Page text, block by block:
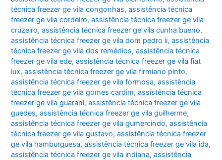
técnica freezer ge vila congonhas,assistência técnica
freezer ge vila cordeiro,assistência técnica freezer ge vila
cruzeiro,assistência técnica freezer ge vila cunha bueno,
assistência técnica freezer ge vila dom pedro ii,assistência
técnica freezer ge vila dos remédios,assistência técnica
freezer ge vila ede,assistência técnica freezer ge vila fiat
lux,assistência técnica freezer ge vila firmiano pinto,
assistência técnica freezer ge vila formosa,assistência
técnica freezer ge vila gomes cardim,assistência técnica
freezer ge vila guarani,assistência técnica freezer ge vila
guedes,assistência técnica freezer ge vila guilherme,
assistência técnica freezer ge vila gumercindo,assistência
técnica freezer ge vila gustavo,assistência técnica freezer
ge vila hamburguesa,assistência técnica freezer ge vila ida,
assistência técnica freezer ge vila indiana,assistência